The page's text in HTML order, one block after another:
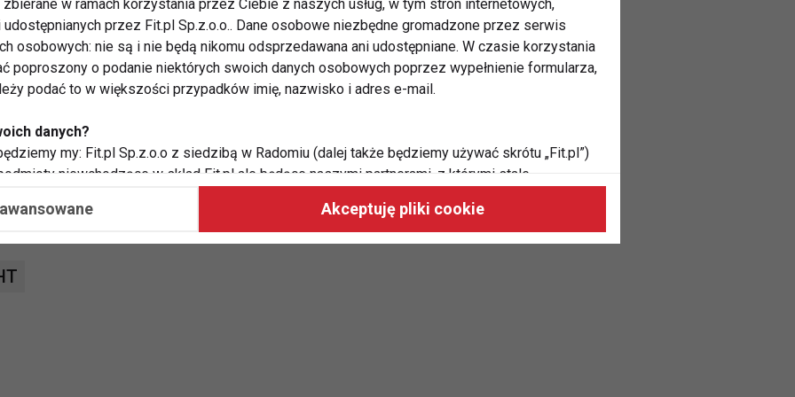
wykorzystane zostaną fragmenty Symfonii
Operze Nova. Kolejne przedstawienia
w ramach korzystania przez Ciebie z naszych usług, w tym stron internetowych,
przez Fit.pl Sp.z.o.o.. Dane osobowe niezbędne gromadzone przez serwis
osobowych: nie są i nie będą nikomu odsprzedawana ani udostępniane. W czasie korzystania
poproszony o podanie niektórych swoich danych osobowych poprzez wypełnienie formularza,
podać to w większości przypadków imię, nazwisko i adres e-mail.
danych?
my: Fit.pl Sp.z.o.o z siedzibą w Radomiu (dalej także będziemy używać skrótu „Fit.pl”)
niewchodzące w skład Fit.pl ale będące naszymi partnerami, z którymi stale
Akceptuję pliki cookie